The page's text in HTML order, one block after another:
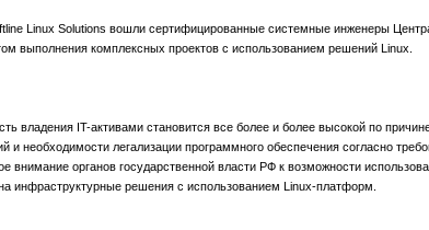
Linux Solutions вошли сертифицированные системные инженеры
выполнения комплексных проектов c использованием решений Linux.
владения IT-активами становится все более и более высокой по
и необходимости легализации программного обеспечения согласно
внимание органов государственной власти РФ к возможности
инфраструктурные решения с использованием Linux-платформ.